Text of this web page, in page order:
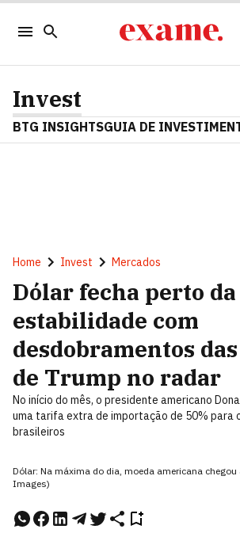
Invest
BTG INSIGHTSGUIA DE
Home Invest Mercados
Dólar fecha perto da
estabilidade com
desdobramentos
de Trump no radar
No início do mês, o presidente americano
uma tarifa extra de importação de 50% para
brasileiros
Dólar: Na máxima do dia, moeda americana chegou
Images)